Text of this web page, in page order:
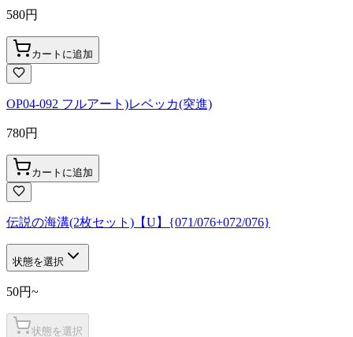
580円
カートに追加
OP04-092 フルアート)レベッカ(突進)
780円
カートに追加
伝説の海溝(2枚セット)【U】{071/076+072/076}
状態を選択
50円~
状態を選択